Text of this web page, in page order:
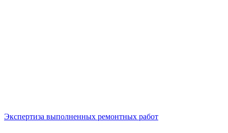
Экспертиза выполненных ремонтных работ